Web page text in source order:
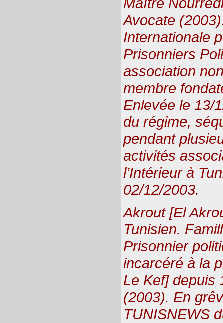
Maître
Avocate
Internationale
Prisonniers
association
membre
Enlevée le 13/
du régime,
pendant
activités
l’Intérieur à
02/12/2003.
Akrout [El
Tunisien.
Prisonnier
incarcéré à la
Le Kef] depuis
(2003). En
TUNISNEWS